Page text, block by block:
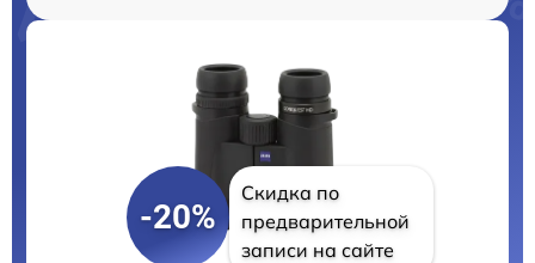
-20%
Скидка по
предварительной
записи на сайте